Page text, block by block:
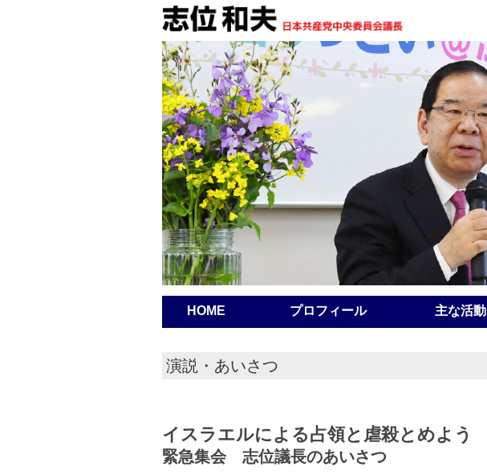
HOME プロフィール 主な活動
演説・あいさつ
イスラエルによる占領と虐殺とめよう
緊急集会 志位議長のあいさつ